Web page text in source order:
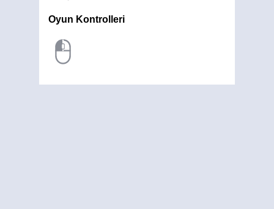
Oyun Kontrolleri